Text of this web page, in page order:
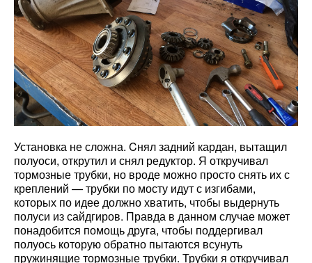
Установка не сложна. Cнял задний кардан, вытащил
полуоси, открутил и снял редуктор. Я откручивал
тормозные трубки, но вроде можно просто снять их с
креплений — трубки по мосту идут с изгибами,
которых по идее должно хватить, чтобы выдернуть
полуси из сайдгиров. Правда в данном случае может
понадобится помощь друга, чтобы поддергивал
полуось которую обратно пытаются всунуть
пружинящие тормозные трубки. Трубки я откручивал